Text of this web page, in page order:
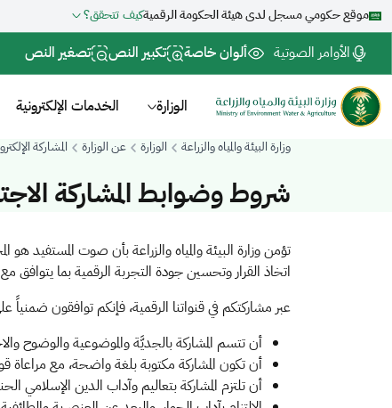
موقع حكومي مسجل لدى هيئة الحكومة الرقميةكيف تتحقق؟
الأوامر الصوتية ألوان خاصة تكبير النص تصغير النص
الوزارة الخدمات الإلكترونية
وزارة البيئة والمياه والزراعة الوزارة عن الوزارة المشاركة
شروط وضوابط المشاركة
​​​​تؤمن وزارة البيئة والمياه والزراعة بأن صوت المستفيد
اتخاذ القرار وتحسين جودة التجربة الرقمية بما يتوافق مع رؤية
عبر مشاركتكم في قنواتنا الرقمية، فإنكم توافقون
أن تتسم المشاركة بالجديَّة والموضوعية والوضوح
أن تكون المشاركة مكتوبة بلغة واضحة، مع مراعاة
أن تلتزم المشاركة بتعاليم وآداب الدين الإسلامي